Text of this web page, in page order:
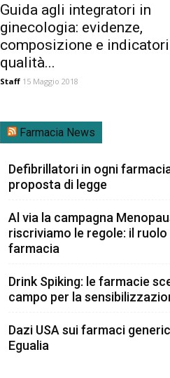
Guida agli integratori in
ginecologia: evidenze,
composizione e
qualità...
Staff 15 Maggio 2018
Farmacia News
Defibrillatori in ogni
proposta di legge
Al via la campagna
riscriviamo le regole: il ruolo
farmacia
Drink Spiking: le farmacie
campo per la
Dazi USA sui farmaci
Egualia